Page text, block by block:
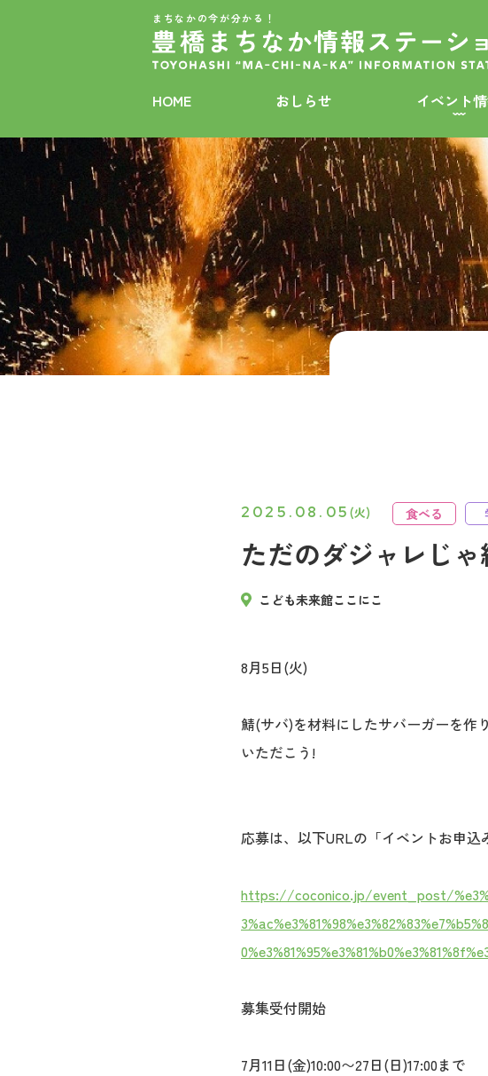
まちなかの今が分かる！
HOME おしらせ イベント
ただのダジャレじ
2025.08.05 (火) 食べる
こども未来館ここにこ
8月5日(火)
鯖(サバ)を材料にしたサバーガーを作
いただこう!
応募は、以下URLの「イベントお申込
https://coconico.jp/event_post/
募集受付開始
7月11日(金)10:00〜27日(日)17:00まで